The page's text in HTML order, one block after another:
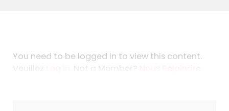
You need to be logged in to view this content.
Veuillez
. Not a Member?